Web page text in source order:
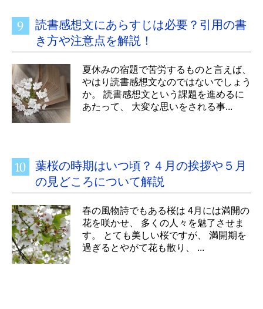
読書感想文にあらすじは必要？引用の書
き方や注意点を解説！
夏休みの宿題で苦労するものと言えば、
やはり読書感想文なのではないでしょう
か。 読書感想文という課題を進めるに
あたって、 大変な思いをされる事...
葉桜の時期はいつ頃？４月の挨拶や５月
の見どころについて解説
春の風物詩でもある桜は 4月には満開の
花を咲かせ、 多くの人々を魅了させま
す。 とても美しい桜ですが、 満開期を
過ぎるとやがて花も散り、 ...